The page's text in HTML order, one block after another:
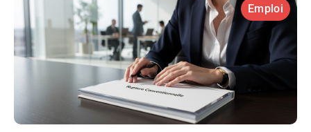
Emploi